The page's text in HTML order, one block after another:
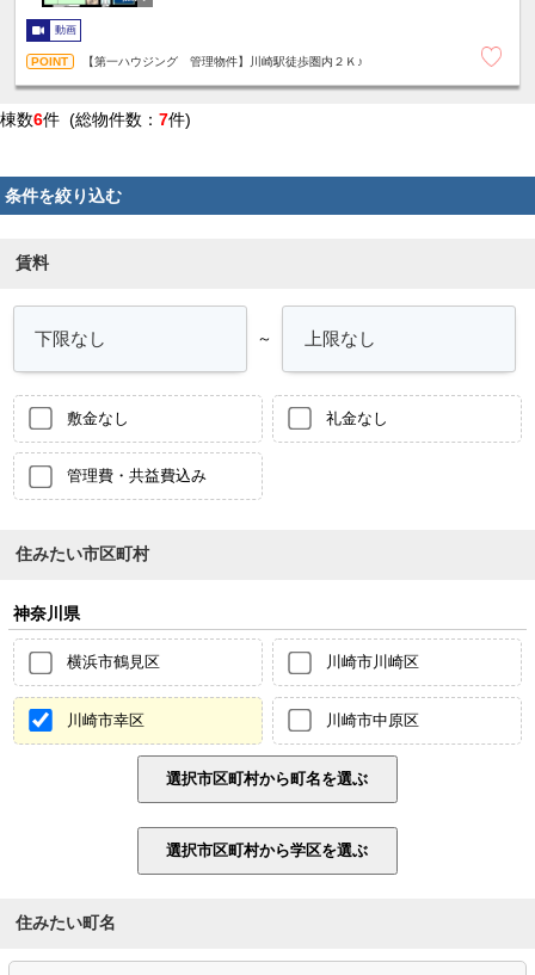
動画
【第一ハウジング 管理物件】川崎駅徒歩圏内２Ｋ♪
棟数6件 (総物件数： 7件)
条件を絞り込む
賃料
～
敷金なし 礼金なし
管理費・共益費込み
住みたい市区町村
神奈川県
横浜市鶴見区 川崎市川崎区
川崎市幸区 川崎市中原区
住みたい町名